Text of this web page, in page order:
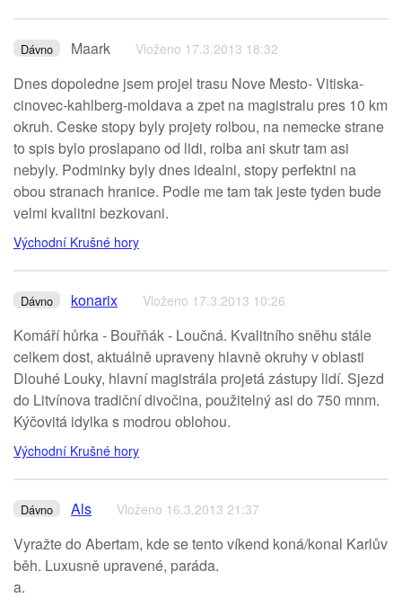
Dávno Maark Vloženo 17.3.2013 18:32
Dnes dopoledne jsem projel trasu Nove Mesto- Vitiska-
cinovec-kahlberg-moldava a zpet na magistralu pres 10 km
okruh. Ceske stopy byly projety rolbou, na nemecke strane
to spis bylo proslapano od lidi, rolba ani skutr tam asi
nebyly. Podminky byly dnes idealni, stopy perfektni na
obou stranach hranice. Podle me tam tak jeste tyden bude
velmi kvalitni bezkovani.
Východní Krušné hory
Dávno konarix Vloženo 17.3.2013 10:26
Komáří hůrka - Bouřňák - Loučná. Kvalitního sněhu stále
celkem dost, aktuálně upraveny hlavně okruhy v oblasti
Dlouhé Louky, hlavní magistrála projetá zástupy lidí. Sjezd
do Litvínova tradiční divočina, použitelný asi do 750 mnm.
Kýčovitá idylka s modrou oblohou.
Východní Krušné hory
Dávno Als Vloženo 16.3.2013 21:37
Vyražte do Abertam, kde se tento víkend koná/konal Karlův
běh. Luxusně upravené, paráda.
a.